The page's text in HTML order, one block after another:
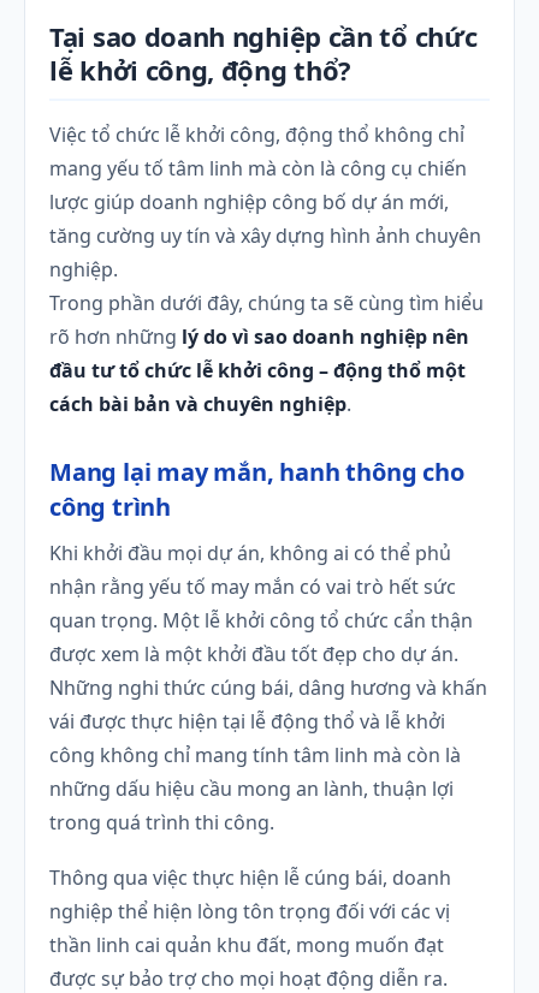
Tại sao doanh nghiệp cần tổ chức
lễ khởi công, động thổ?
Việc tổ chức lễ khởi công, động thổ không chỉ
mang yếu tố tâm linh mà còn là công cụ chiến
lược giúp doanh nghiệp công bố dự án mới,
tăng cường uy tín và xây dựng hình ảnh chuyên
nghiệp.
Trong phần dưới đây, chúng ta sẽ cùng tìm hiểu
rõ hơn những lý do vì sao doanh nghiệp nên
đầu tư tổ chức lễ khởi công – động thổ một
cách bài bản và chuyên nghiệp.
Mang lại may mắn, hanh thông cho
công trình
Khi khởi đầu mọi dự án, không ai có thể phủ
nhận rằng yếu tố may mắn có vai trò hết sức
quan trọng. Một lễ khởi công tổ chức cẩn thận
được xem là một khởi đầu tốt đẹp cho dự án.
Những nghi thức cúng bái, dâng hương và khấn
vái được thực hiện tại lễ động thổ và lễ khởi
công không chỉ mang tính tâm linh mà còn là
những dấu hiệu cầu mong an lành, thuận lợi
trong quá trình thi công.
Thông qua việc thực hiện lễ cúng bái, doanh
nghiệp thể hiện lòng tôn trọng đối với các vị
thần linh cai quản khu đất, mong muốn đạt
được sự bảo trợ cho mọi hoạt động diễn ra.